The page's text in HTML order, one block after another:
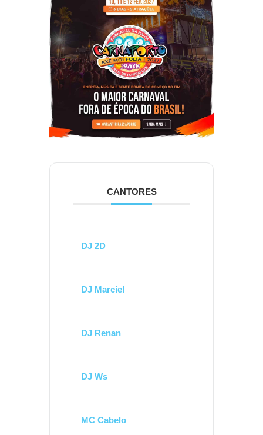
CANTORES
DJ 2D
DJ Marciel
DJ Renan
DJ Ws
MC Cabelo